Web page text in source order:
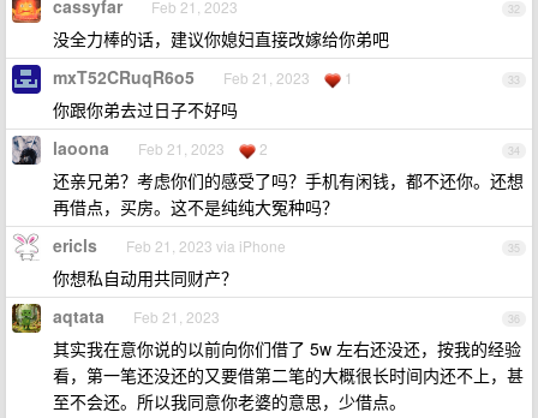
32
cassyfar Feb 21, 2023
没全力棒的话，建议你媳妇直接改嫁给你弟吧
33
mxT52CRuqR6o5 Feb 21, 2023 1
你跟你弟去过日子不好吗
34
laoona Feb 21, 2023 2
还亲兄弟？考虑你们的感受了吗？手机有闲钱，都不还你。还想
再借点，买房。这不是纯纯大冤种吗？
35
ericls Feb 21, 2023 via iPhone
你想私自动用共同财产？
36
aqtata Feb 21, 2023
其实我在意你说的以前向你们借了 5w 左右还没还，按我的经验
看，第一笔还没还的又要借第二笔的大概很长时间内还不上，甚
至不会还。所以我同意你老婆的意思，少借点。